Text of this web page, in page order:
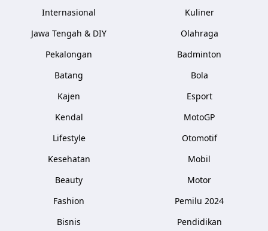
Internasional
Jawa Tengah & DIY
Pekalongan
Batang
Kajen
Kendal
Lifestyle
Kesehatan
Beauty
Fashion
Bisnis
Kuliner
Olahraga
Badminton
Bola
Esport
MotoGP
Otomotif
Mobil
Motor
Pemilu 2024
Pendidikan